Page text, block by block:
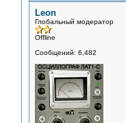
Leon
Глобальный модератор
Offline
Сообщений: 6,482